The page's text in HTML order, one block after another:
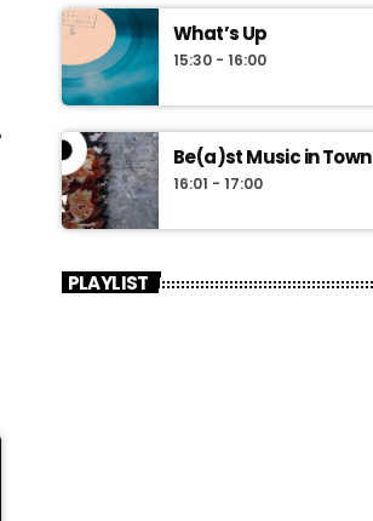
What’s Up
15:30 - 16:00
Be(a)st Music in Town
16:01 - 17:00
PLAYLIST